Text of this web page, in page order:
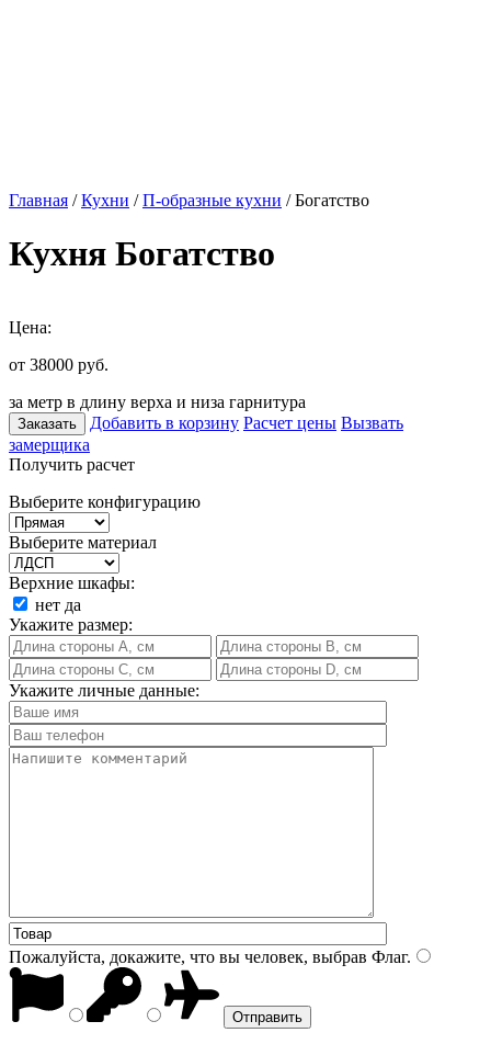
Главная /Кухни /П-образные кухни / Богатство
Кухня Богатство
Цена:
от 38000 руб.
за метр в длину верха и низа гарнитура
Заказать Добавить в корзину Расчет цены Вызвать
замерщика
Получить расчет
Выберите конфигурацию
Выберите материал
Верхние шкафы:
нет да
Укажите размер:
Укажите личные данные:
Пожалуйста, докажите, что вы человек, выбрав Флаг.